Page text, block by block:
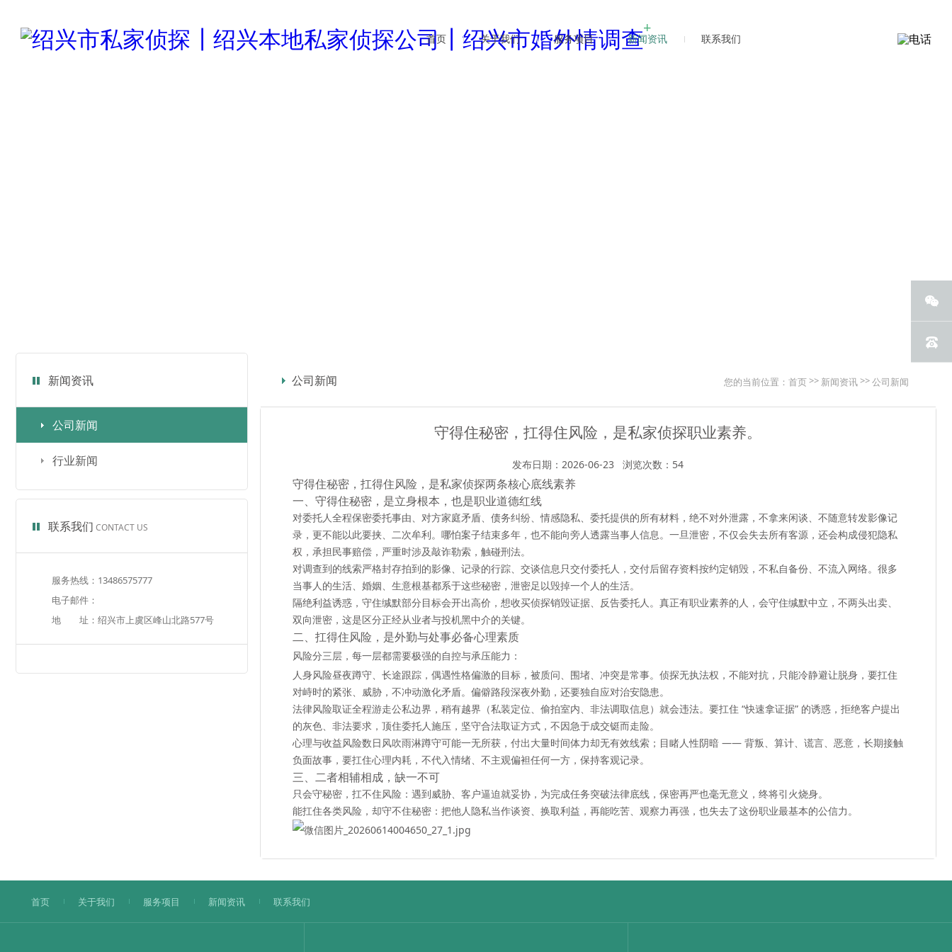
首页 关于我们 服务项目 新闻资讯 联系我们
新闻资讯
公司新闻
行业新闻
联系我们 CONTACT US
服务热线：13486575777
电子邮件：
地 址：绍兴市上虞区峰山北路577号
公司新闻 您的当前位置： 首页>> 新闻资讯>>公司新闻
守得住秘密，扛得住风险，是私家侦探职业素养。
发布日期：2026-06-23 浏览次数：54
守得住秘密，扛得住风险，是私家侦探两条核心底线素养
一、守得住秘密，是立身根本，也是职业道德红线
对委托人全程保密委托事由、对方家庭矛盾、债务纠纷、情感隐私、委托提供的所有材料，绝不对外泄露，不拿来闲谈、不随意转发影像记
录，更不能以此要挟、二次牟利。哪怕案子结束多年，也不能向旁人透露当事人信息。一旦泄密，不仅会失去所有客源，还会构成侵犯隐私
权，承担民事赔偿，严重时涉及敲诈勒索，触碰刑法。
对调查到的线索严格封存拍到的影像、记录的行踪、交谈信息只交付委托人，交付后留存资料按约定销毁，不私自备份、不流入网络。很多
当事人的生活、婚姻、生意根基都系于这些秘密，泄密足以毁掉一个人的生活。
隔绝利益诱惑，守住缄默部分目标会开出高价，想收买侦探销毁证据、反告委托人。真正有职业素养的人，会守住缄默中立，不两头出卖、
双向泄密，这是区分正经从业者与投机黑中介的关键。
二、扛得住风险，是外勤与处事必备心理素质
风险分三层，每一层都需要极强的自控与承压能力：
人身风险昼夜蹲守、长途跟踪，偶遇性格偏激的目标，被质问、围堵、冲突是常事。侦探无执法权，不能对抗，只能冷静避让脱身，要扛住
对峙时的紧张、威胁，不冲动激化矛盾。偏僻路段深夜外勤，还要独自应对治安隐患。
法律风险取证全程游走公私边界，稍有越界（私装定位、偷拍室内、非法调取信息）就会违法。要扛住 “快速拿证据” 的诱惑，拒绝客户提出
的灰色、非法要求，顶住委托人施压，坚守合法取证方式，不因急于成交铤而走险。
心理与收益风险数日风吹雨淋蹲守可能一无所获，付出大量时间体力却无有效线索；目睹人性阴暗 —— 背叛、算计、谎言、恶意，长期接触
负面故事，要扛住心理内耗，不代入情绪、不主观偏袒任何一方，保持客观记录。
三、二者相辅相成，缺一不可
只会守秘密，扛不住风险：遇到威胁、客户逼迫就妥协，为完成任务突破法律底线，保密再严也毫无意义，终将引火烧身。
能扛住各类风险，却守不住秘密：把他人隐私当作谈资、换取利益，再能吃苦、观察力再强，也失去了这份职业最基本的公信力。
首页 关于我们 服务项目 新闻资讯 联系我们